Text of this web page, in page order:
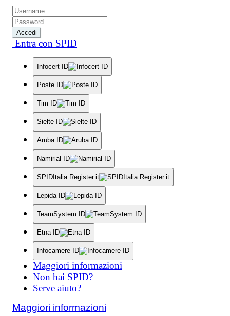
Accedi
Entra con SPID
Infocert ID
Poste ID
Tim ID
Sielte ID
Aruba ID
Namirial ID
SPIDItalia Register.it
Lepida ID
TeamSystem ID
Etna ID
Infocamere ID
Maggiori informazioni
Non hai SPID?
Serve aiuto?
Maggiori informazioni